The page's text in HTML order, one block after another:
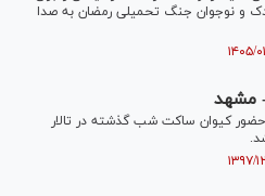
و نوجوان جنگ تحمیلی رمضان به صدا
- مشهد
حضور کیوان ساکت شب گذشته در تالار